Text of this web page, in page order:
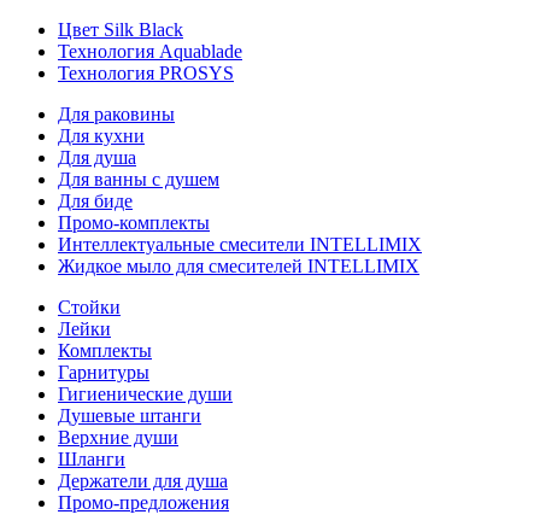
Цвет Silk Black
Технология Aquablade
Технология PROSYS
Для раковины
Для кухни
Для душа
Для ванны с душем
Для биде
Промо-комплекты
Интеллектуальные смесители INTELLIMIX
Жидкое мыло для смесителей INTELLIMIX
Стойки
Лейки
Комплекты
Гарнитуры
Гигиенические души
Душевые штанги
Верхние души
Шланги
Держатели для душа
Промо-предложения